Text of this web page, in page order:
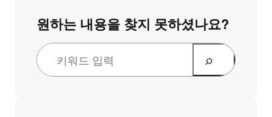
원하는 내용을 찾지 못하셨나요?